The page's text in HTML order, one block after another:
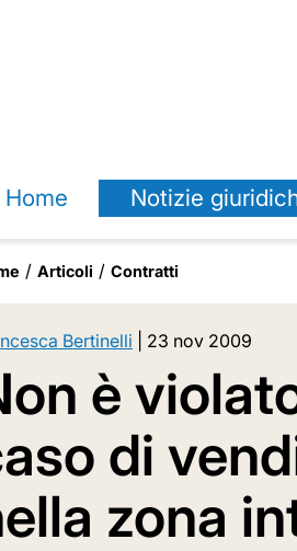
Home Notizie
Articoli Contratti
Bertinelli 23 nov 2009
è
di
zona